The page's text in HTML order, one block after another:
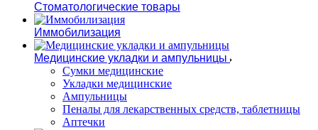
Стоматологические товары
Иммобилизация
Медицинские укладки и ампульницы
Сумки медицинские
Укладки медицинские
Ампульницы
Пеналы для лекарственных средств, таблетницы
Аптечки